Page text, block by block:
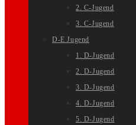
2. C-Jugend
3. C-Jugend
D-E Jugend
1. D-Jugend
2. D-Jugend
3. D-Jugend
4. D-Jugend
5. D-Jugend